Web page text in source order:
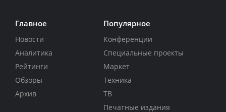
Главное
Новости
Аналитика
Рейтинги
Обзоры
Архив
Популярное
Конференции
Специальные проекты
Маркет
Техника
ТВ
Печатные издания